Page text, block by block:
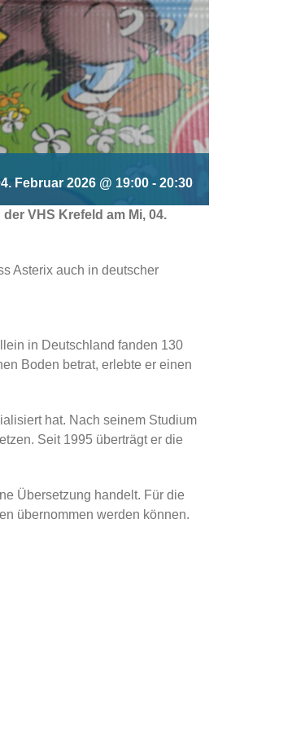
Februar 2026 @ 19:00 - 20:30
VHS Krefeld am Mi, 04.
Asterix auch in deutscher
in Deutschland fanden 130
Boden betrat, erlebte er einen
hat. Nach seinem Studium
Seit 1995 überträgt er die
Übersetzung handelt. Für die
übernommen werden können.